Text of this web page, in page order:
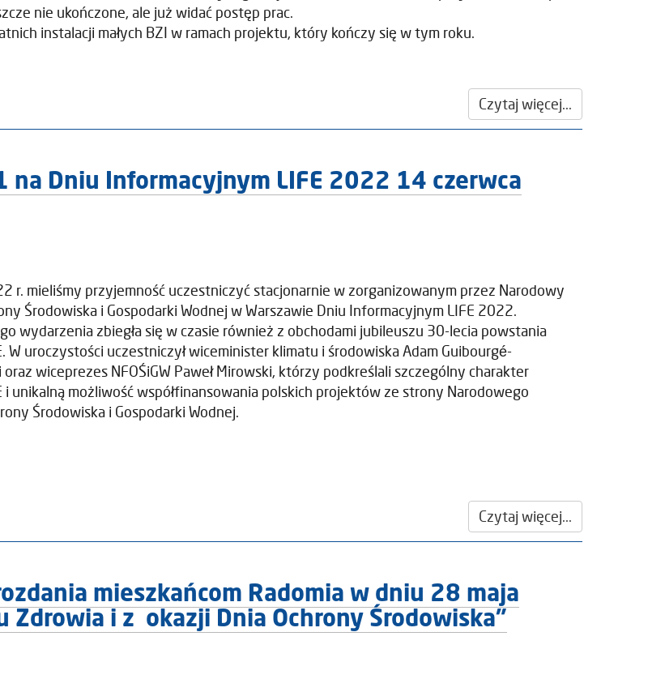
nie ukończone, ale już widać postęp prac.
instalacji małych BZI w ramach projektu, który kończy się w tym roku.
Czytaj więcej...
na Dniu Informacyjnym LIFE 2022 14 czerwca
r. mieliśmy przyjemność uczestniczyć stacjonarnie w zorganizowanym przez Narodowy
Środowiska i Gospodarki Wodnej w Warszawie Dniu Informacyjnym LIFE 2022.
wydarzenia zbiegła się w czasie również z obchodami jubileuszu 30-lecia powstania
W uroczystości uczestniczył wiceminister klimatu i środowiska Adam Guibourgé-
wiceprezes NFOŚiGW Paweł Mirowski, którzy podkreślali szczególny charakter
i unikalną możliwość współfinansowania polskich projektów ze strony Narodowego
Środowiska i Gospodarki Wodnej.
Czytaj więcej...
mieszkańcom Radomia w dniu 28 maja
Zdrowia i z okazji Dnia Ochrony Środowiska”